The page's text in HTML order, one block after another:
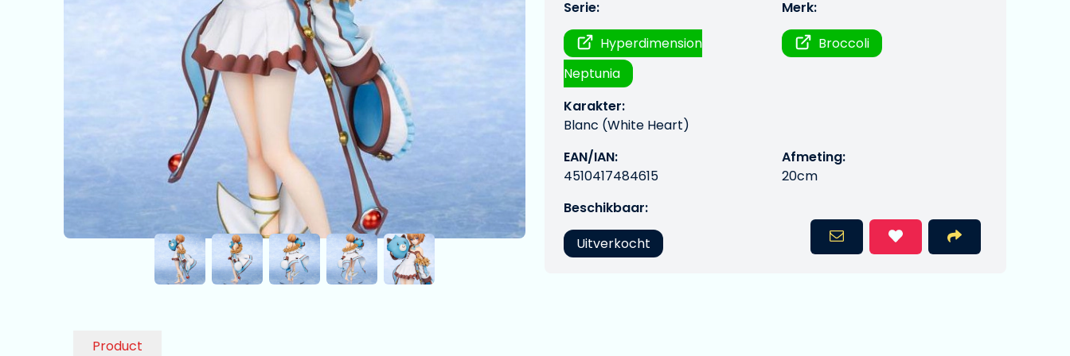
Serie:
Hyperdimension
Neptunia
Merk:
Broccoli
Karakter:
Blanc (White Heart)
EAN/IAN:
4510417484615
Afmeting:
20cm
Beschikbaar:
Uitverkocht
Product